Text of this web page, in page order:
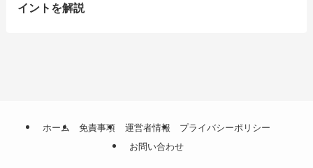
イントを解説
ホーム 免責事項 運営者情報
プライバシーポリシー
お問い合わせ